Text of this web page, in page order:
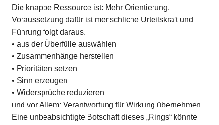
Die knappe Ressource ist: Mehr Orientierung.
Voraussetzung dafür ist menschliche Urteilskraft und
Führung folgt daraus.
• aus der Überfülle auswählen
• Zusammenhänge herstellen
• Prioritäten setzen
• Sinn erzeugen
• Widersprüche reduzieren
und vor Allem: Verantwortung für Wirkung übernehmen.
Eine unbeabsichtigte Botschaft dieses „Rings“ könnte